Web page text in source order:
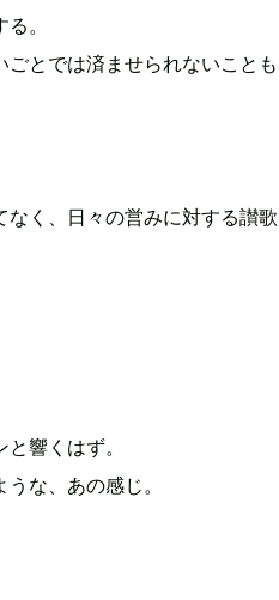
。
とでは済ませられないことも
く、日々の営みに対する讃歌
響くはず。
な、あの感じ。